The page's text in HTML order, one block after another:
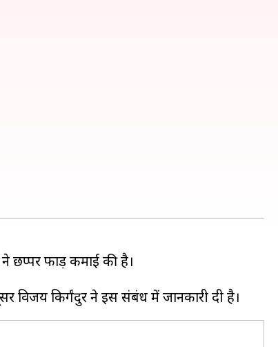
छप्पर फाड़ कमाई की है।